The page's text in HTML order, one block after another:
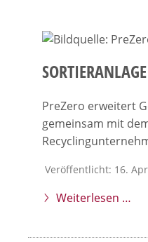
PreZero erweitert
gemeinsam mit
Veröffentlicht: 16.
Weiterlesen …